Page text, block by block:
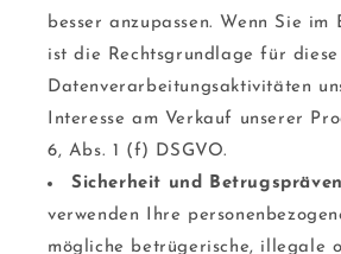
besser anzupassen. Wenn Sie im
ist die Rechtsgrundlage für diese
Datenverarbeitungsaktivitäten
Interesse am Verkauf unserer
6, Abs. 1 (f) DSGVO.
Sicherheit und
verwenden Ihre
mögliche betrügerische, illegale